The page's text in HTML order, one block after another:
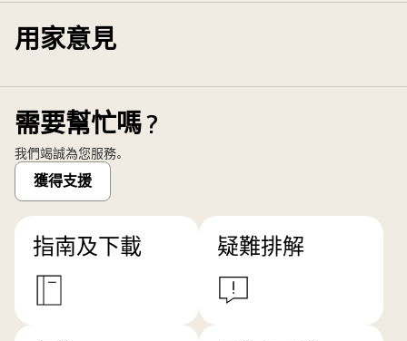
用家意見
需要幫忙嗎？
我們竭誠為您服務。
獲得支援
指南及下載 疑難排解